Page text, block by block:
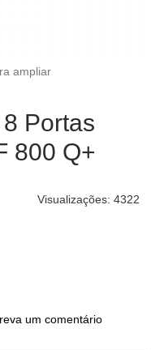
ampliar
Portas
800 Q+
Visualizações: 4322
um comentário